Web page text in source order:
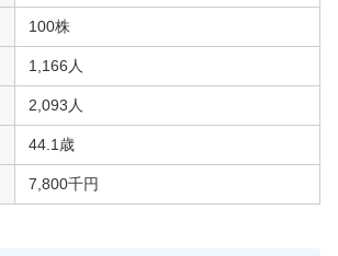
100株
1,166人
2,093人
44.1歳
7,800千円